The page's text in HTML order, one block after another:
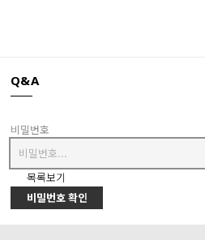
Q&A
비밀번호
목록보기
비밀번호 확인